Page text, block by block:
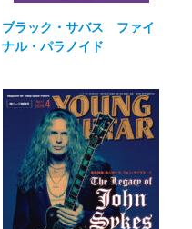
ブラック・サバス ファイ
ナル・パラノイド